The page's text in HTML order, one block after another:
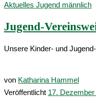
Aktuelles Jugend männlich
Jugend-
Unsere Kinder- und
von Katharina Hammel
Veröffentlicht 17. Dezember